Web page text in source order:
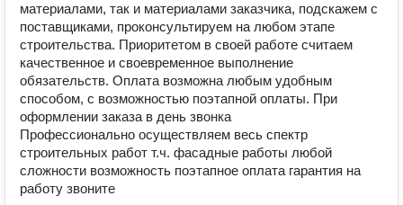
материалами, так и материалами заказчика, подскажем с
поставщиками, проконсультируем на любом этапе
строительства. Приоритетом в своей работе считаем
качественное и своевременное выполнение
обязательств. Оплата возможна любым удобным
способом, с возможностью поэтапной оплаты. При
оформлении заказа в день звонка
Профессионально осуществляем весь спектр
строительных работ т.ч. фасадные работы любой
сложности возможность поэтапное оплата гарантия на
работу звоните